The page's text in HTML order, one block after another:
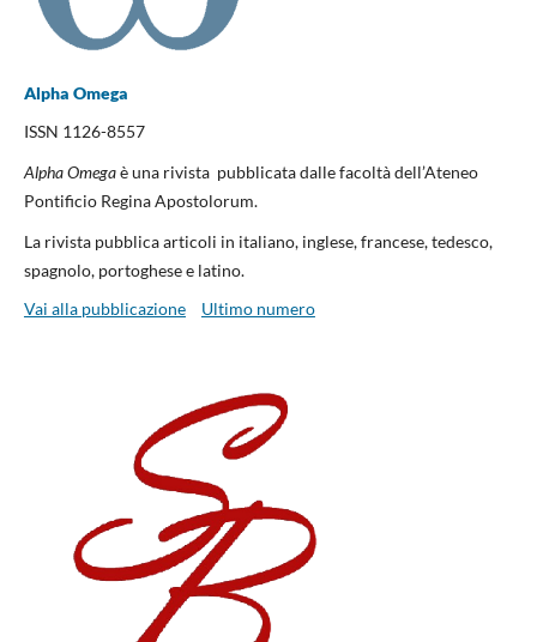
Alpha Omega
ISSN 1126-8557
Alpha Omegaè una rivista pubblicata dalle facoltà dell’Ateneo
Pontificio Regina Apostolorum.
La rivista pubblica articoli in italiano, inglese, francese, tedesco,
spagnolo, portoghese e latino.
Vai alla pubblicazione
Ultimo numero